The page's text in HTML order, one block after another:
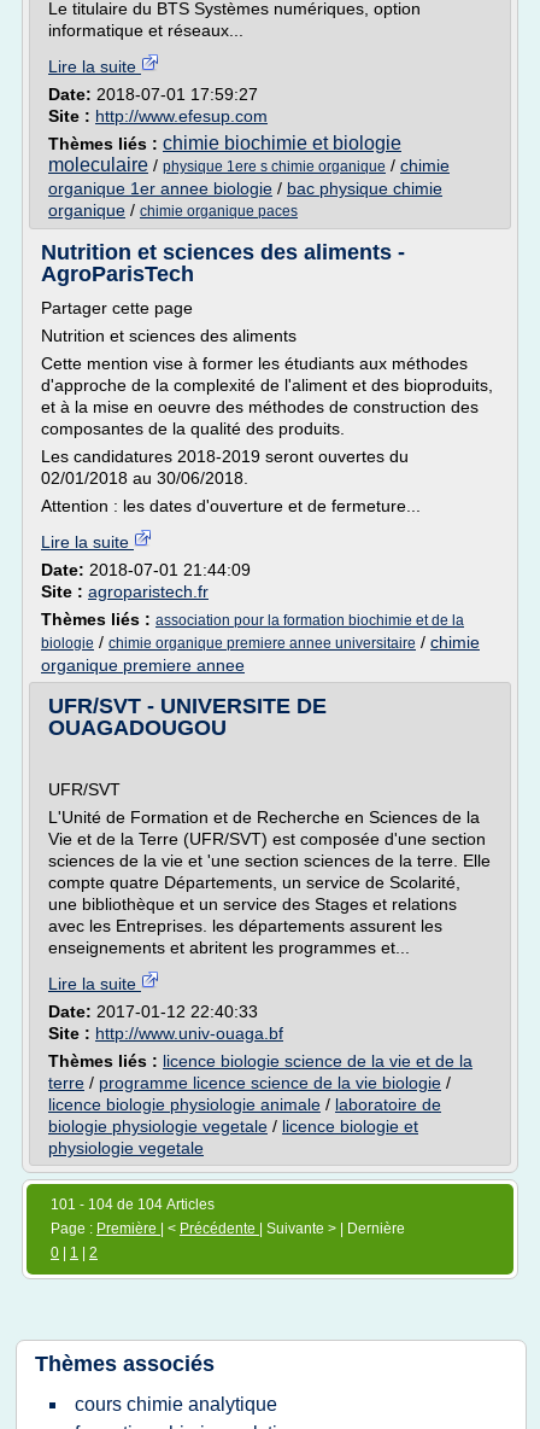
Le titulaire du BTS Systèmes numériques, option
informatique et réseaux...
Lire la suite
Date: 2018-07-01 17:59:27
Site : http://www.efesup.com
Thèmes liés : chimie biochimie et biologie
moleculaire / physique 1ere s chimie organique / chimie
organique 1er annee biologie / bac physique chimie
organique / chimie organique paces
Nutrition et sciences des aliments -
AgroParisTech
Partager cette page
Nutrition et sciences des aliments
Cette mention vise à former les étudiants aux méthodes
d'approche de la complexité de l'aliment et des bioproduits,
et à la mise en oeuvre des méthodes de construction des
composantes de la qualité des produits.
Les candidatures 2018-2019 seront ouvertes du
02/01/2018 au 30/06/2018.
Attention : les dates d'ouverture et de fermeture...
Lire la suite
Date: 2018-07-01 21:44:09
Site : agroparistech.fr
Thèmes liés : association pour la formation biochimie et de la
biologie / chimie organique premiere annee universitaire / chimie
organique premiere annee
UFR/SVT - UNIVERSITE DE
OUAGADOUGOU
UFR/SVT
L'Unité de Formation et de Recherche en Sciences de la
Vie et de la Terre (UFR/SVT) est composée d'une section
sciences de la vie et 'une section sciences de la terre. Elle
compte quatre Départements, un service de Scolarité,
une bibliothèque et un service des Stages et relations
avec les Entreprises. les départements assurent les
enseignements et abritent les programmes et...
Lire la suite
Date: 2017-01-12 22:40:33
Site : http://www.univ-ouaga.bf
Thèmes liés : licence biologie science de la vie et de la
terre / programme licence science de la vie biologie /
licence biologie physiologie animale / laboratoire de
biologie physiologie vegetale / licence biologie et
physiologie vegetale
101 - 104 de 104 Articles
Page : Première | < Précédente
| Suivante > | Dernière
0
1 2
Thèmes associés
cours chimie analytique